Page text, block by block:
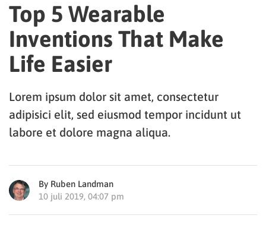
Top 5 Wearable
Inventions That Make
Life Easier
Lorem ipsum dolor sit amet, consectetur
adipisici elit, sed eiusmod tempor incidunt ut
labore et dolore magna aliqua.
By Ruben Landman
10 juli 2019, 04:07 pm